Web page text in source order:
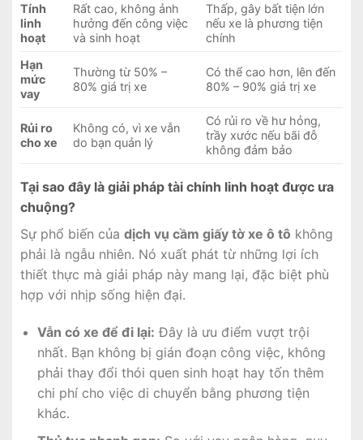
Tính
linh
hoạt
Rất cao, không ảnh
hưởng đến công việc
và sinh hoạt
Thấp, gây bất tiện lớn
nếu xe là phương tiện
chính
Hạn
mức
vay
Thường từ 50% –
80% giá trị xe
Có thể cao hơn, lên đến
80% – 90% giá trị xe
Rủi ro
cho xe
Không có, vì xe vẫn
do bạn quản lý
Có rủi ro về hư hỏng,
trầy xước nếu bãi đỗ
không đảm bảo
Tại sao đây là giải pháp tài chính linh hoạt được ưa
chuộng?
Sự phổ biến của dịch vụ cầm giấy tờ xe ô tô không
phải là ngẫu nhiên. Nó xuất phát từ những lợi ích
thiết thực mà giải pháp này mang lại, đặc biệt phù
hợp với nhịp sống hiện đại.
Vẫn có xe để đi lại: Đây là ưu điểm vượt trội
nhất. Bạn không bị gián đoạn công việc, không
phải thay đổi thói quen sinh hoạt hay tốn thêm
chi phí cho việc di chuyển bằng phương tiện
khác.